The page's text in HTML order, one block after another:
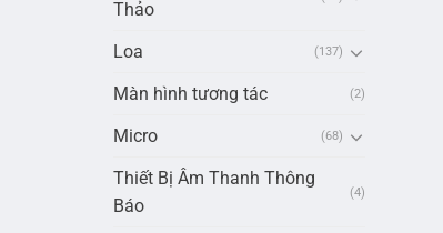
Thảo
Loa (137)
Màn hình tương tác (2)
Micro (68)
Thiết Bị Âm Thanh Thông
Báo
(4)